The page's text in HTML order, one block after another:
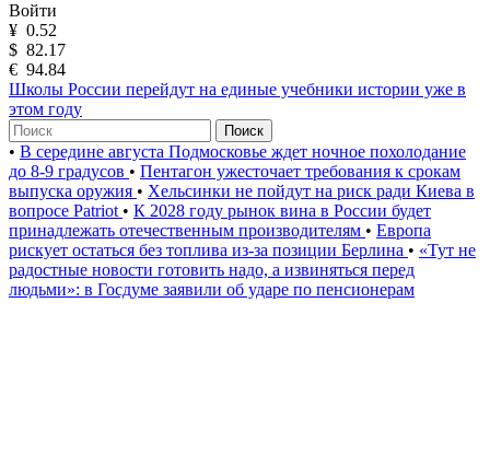
Войти
¥ 0.52
$ 82.17
€ 94.84
Школы России перейдут на единые учебники истории уже в
этом году
Поиск
• В середине августа Подмосковье ждет ночное похолодание
до 8-9 градусов • Пентагон ужесточает требования к срокам
выпуска оружия • Хельсинки не пойдут на риск ради Киева в
вопросе Patriot • К 2028 году рынок вина в России будет
принадлежать отечественным производителям • Европа
рискует остаться без топлива из-за позиции Берлина • «Тут не
радостные новости готовить надо, а извиняться перед
людьми»: в Госдуме заявили об ударе по пенсионерам